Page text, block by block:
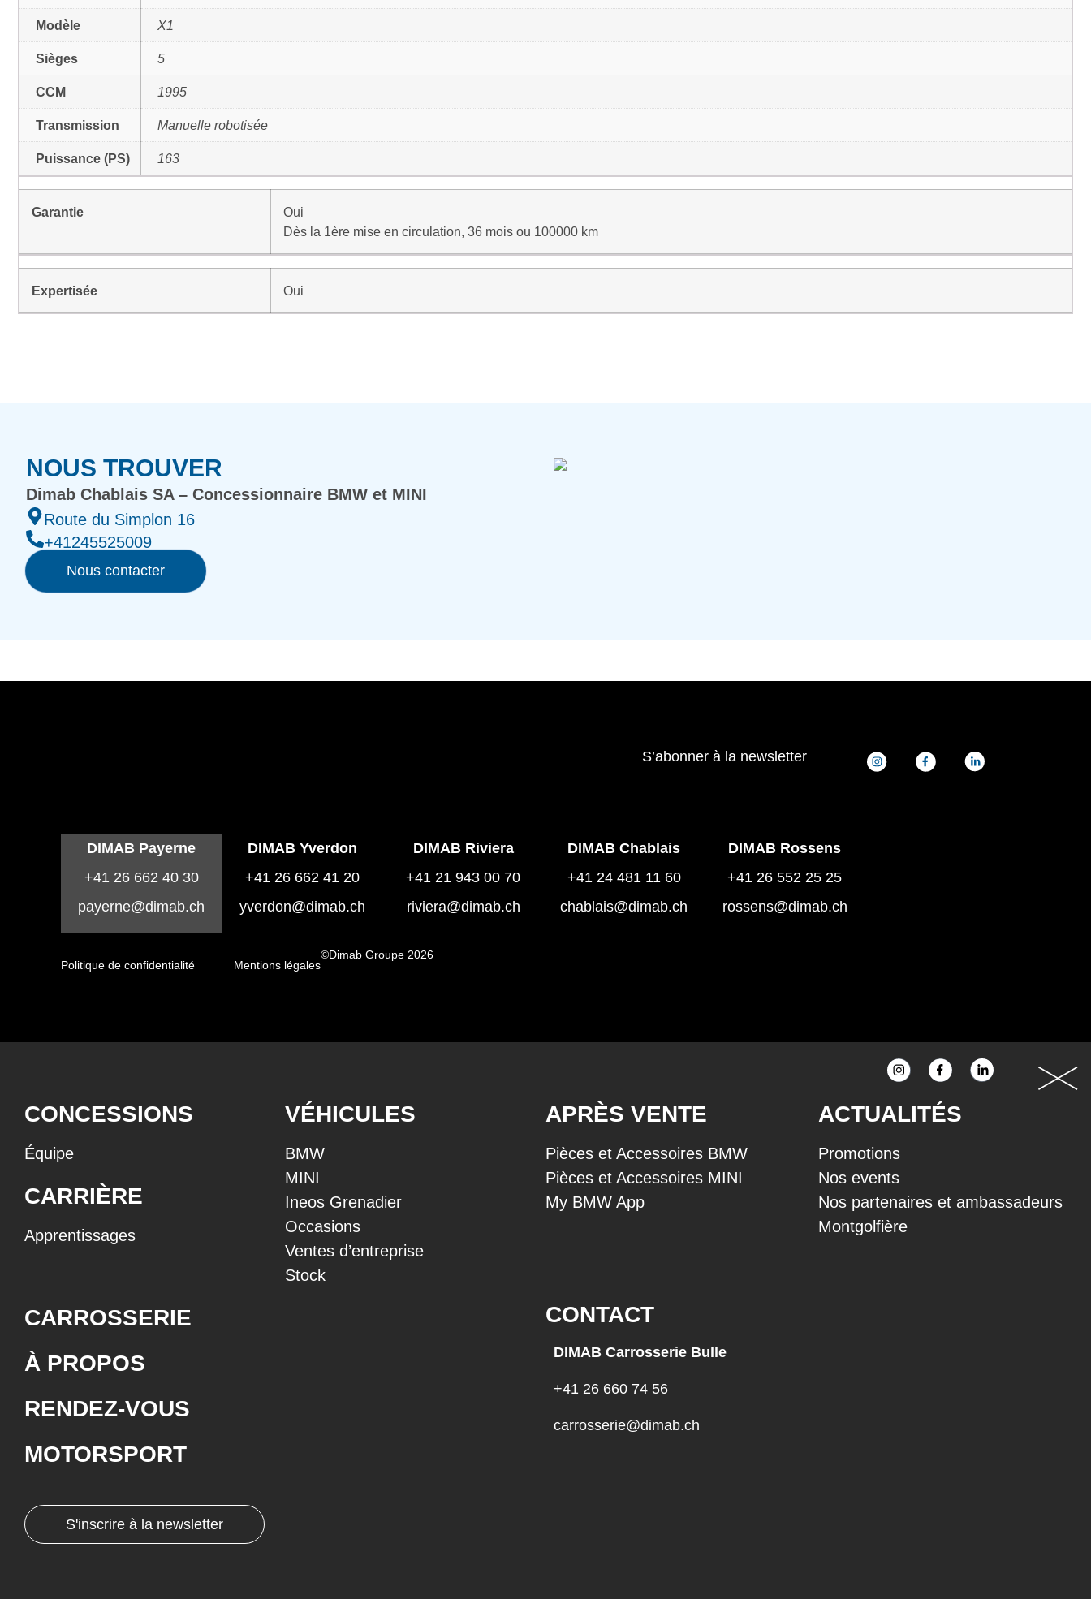
Modèle X1
Sièges 5
CCM 1995
Transmission Manuelle robotisée
Puissance (PS) 163
Garantie
Oui
Dès la 1ère mise en circulation, 36 mois ou 100000 km
Expertisée Oui
NOUS TROUVER
Dimab Chablais SA – Concessionnaire BMW et MINI
Route du Simplon 16
+41245525009
Nous contacter
S’abonner à la newsletter
DIMAB Payerne
+41 26 662 40 30
payerne@dimab.ch
DIMAB Yverdon
+41 26 662 41 20
yverdon@dimab.ch
DIMAB Riviera
+41 21 943 00 70
riviera@dimab.ch
DIMAB Chablais
+41 24 481 11 60
chablais@dimab.ch
DIMAB Rossens
+41 26 552 25 25
rossens@dimab.ch
Politique de confidentialité Mentions légales
©Dimab Groupe 2026
CONCESSIONS
Équipe
CARRIÈRE
Apprentissages
VÉHICULES
BMW
MINI
Ineos Grenadier
Occasions
Ventes d’entreprise
Stock
APRÈS VENTE
Pièces et Accessoires BMW
Pièces et Accessoires MINI
My BMW App
ACTUALITÉS
Promotions
Nos events
Nos partenaires et ambassadeurs
Montgolfière
CARROSSERIE
À PROPOS
RENDEZ-VOUS
MOTORSPORT
CONTACT
DIMAB Carrosserie Bulle
+41 26 660 74 56
carrosserie@dimab.ch
S'inscrire à la newsletter